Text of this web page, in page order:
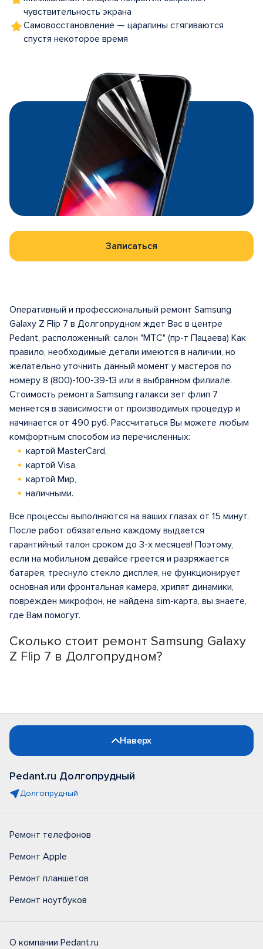
чувствительность экрана
Самовосстановление — царапины стягиваются
спустя некоторое время
Записаться
Сколько стоит ремонт Samsung Galaxy
Z Flip 7 в Долгопрудном?
Оперативный и профессиональный ремонт Samsung
Galaxy Z Flip 7 в Долгопрудном ждет Вас в центрe
Pedant, расположенный: салон "МТС" (пр-т Пацаева) Как
правило, необходимые детали имеются в наличии, но
желательно уточнить данный момент у мастеров по
номеру 8 (800)-100-39-13 или в выбранном филиале.
Стоимость ремонта Samsung галакси зет флип 7
меняется в зависимости от производимых процедур и
начинается от 490 руб. Рассчитаться Вы можете любым
комфортным способом из перечисленных:
картой MasterCard,
картой Visa,
картой Мир,
наличными.
Все процессы выполняются на ваших глазах от 15 минут.
После работ обязательно каждому выдается
гарантийный талон сроком до 3-х месяцев! Поэтому,
если на мобильном девайсе греется и разряжается
батарея, треснуло стекло дисплея, не функционирует
основная или фронтальная камера, хрипят динамики,
поврежден микрофон, не найдена sim-карта, вы знаете,
где Вам помогут.
Наверх
Pedant.ru Долгопрудный
Долгопрудный
Ремонт телефонов
Ремонт Apple
Ремонт планшетов
Ремонт ноутбуков
О компании Pedant.ru